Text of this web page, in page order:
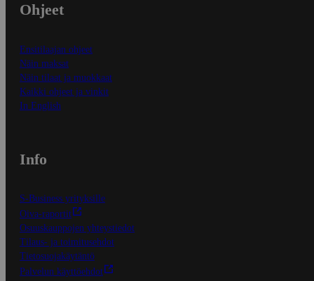
Ohjeet
Ensitilaajan ohjeet
Näin maksat
Näin tilaat ja muokkaat
Kaikki ohjeet ja vinkit
In English
Info
S-Business yrityksille
Oiva-raportit
Osuuskauppojen yhteystiedot
Tilaus- ja toimitusehdot
Tietosuojakäytäntö
Palvelun käyttöehdot